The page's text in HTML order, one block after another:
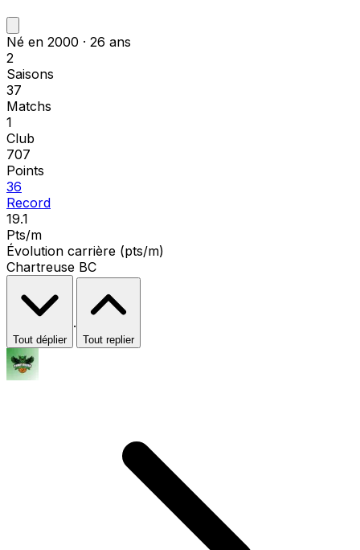
Né en 2000 · 26 ans
2
Saisons
37
Matchs
1
Club
707
Points
36
Record
19.1
Pts/m
Évolution carrière (pts/m)
Chartreuse BC
Tout déplier
·
Tout replier